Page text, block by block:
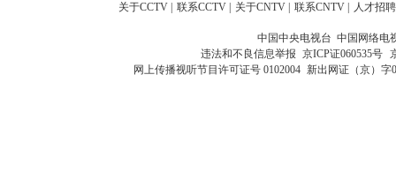
关于CCTV 联系CCTV 关于CNTV 联系CNTV 人才招聘
中国中央电视台 中国网络电
违法和不良信息举报 京ICP证060535号
网上传播视听节目许可证号 0102004 新出网证（京）